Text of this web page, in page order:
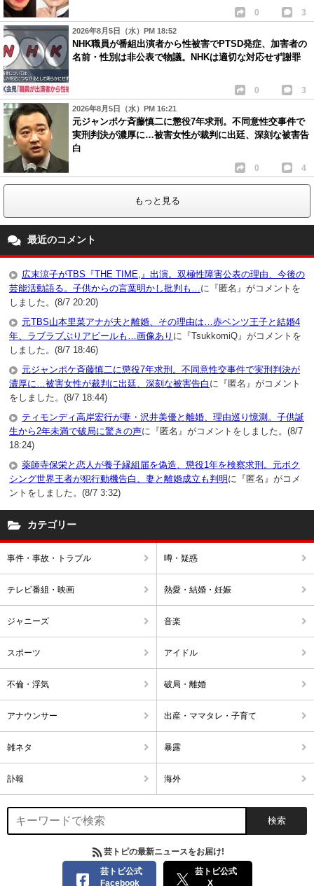
0 3
2026年8月5日（水）PM 18:52
NHK職員が番組出演者から性被害でPTSD発症、加害者の
名前・性別は非公表で物議。NHKは適切な対応せず謝罪
0 3
2026年8月5日（水）PM 16:21
元ジャンポケ斉藤慎二に懲役7年求刑。不同意性交事件で
実刑判決が濃厚に…被害女性が裁判に出廷、深刻な被害告
白
0 4
もっと見る
最近のコメント
広末涼子がTBS『THE TIME,』出演。双極性障害公表の理由、今後の
芸能活動語る。子供からの言葉明かし批判も…に『匿名』がコメントを
しました。(8/7 20:20)
元TBS山本里菜アナが夫と離婚、その理由は…赤ベンツ王子と結婚4
年、ラブラブぶりアピールも…画像あり に『TsukkomiQ』がコメントを
しました。(8/7 18:46)
元ジャンポケ斉藤慎二に懲役7年求刑。不同意性交事件で実刑判決が
濃厚に…被害女性が裁判に出廷、深刻な被害告白 に『匿名』がコメント
をしました。(8/7 18:44)
ティモンディ高岸宏行が妻・沢井美優と離婚、理由巡り憶測。子供誕
生から2年未満で破局に驚きの声に『匿名』がコメントをしました。(8/7
18:24)
薬師寺保栄と恋人が養子縁組届を偽造、懲役1年を検察求刑。元ボク
シング世界王者が犯行動機告白、妻と離婚成立も判明 に『匿名』がコメ
ントをしました。(8/7 3:32)
カテゴリー
事件・事故・トラブル 噂・疑惑
テレビ番組・映画 熱愛・結婚・妊娠
ジャニーズ 音楽
スポーツ アイドル
不倫・浮気 破局・離婚
アナウンサー 出産・ママタレ・子育て
雑ネタ 暴露
訃報 海外
芸トピの最新ニュースをお届け!
芸トピ公式
Facebook
芸トピ公式
X